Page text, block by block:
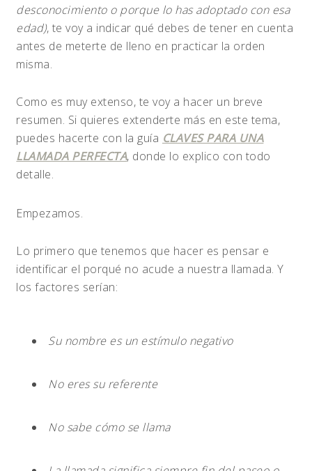
desconocimiento o porque lo has adoptado con esa
edad), te voy a indicar qué debes de tener en cuenta
antes de meterte de lleno en practicar la orden
misma.
Como es muy extenso, te voy a hacer un breve
resumen. Si quieres extenderte más en este tema,
puedes hacerte con la guía CLAVES PARA UNA
LLAMADA PERFECTA, donde lo explico con todo
detalle.
Empezamos.
Lo primero que tenemos que hacer es pensar e
identificar el porqué no acude a nuestra llamada. Y
los factores serían:
Su nombre es un estímulo negativo
No eres su referente
No sabe cómo se llama